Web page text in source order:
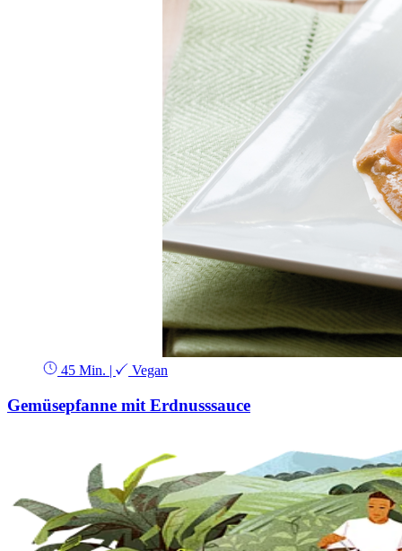
45 Min. | Vegan
Gemüsepfanne mit Erdnusssauce